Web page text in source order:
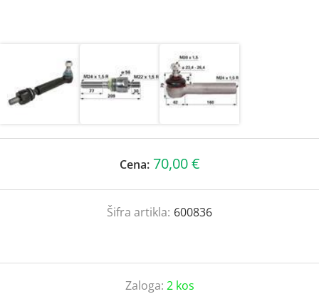
Cena: 70,00 €
Šifra artikla: 600836
Zaloga: 2 kos